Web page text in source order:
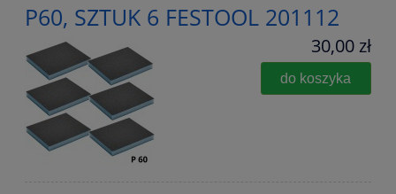
P60, SZTUK 6 FESTOOL 201112
30,00 zł
do koszyka